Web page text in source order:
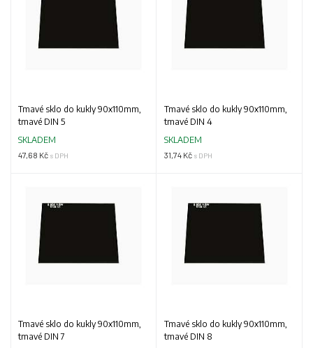
Tmavé sklo do kukly 90x110mm,
tmavé DIN 5
SKLADEM
47,68 Kč s DPH
Tmavé sklo do kukly 90x110mm,
tmavé DIN 4
SKLADEM
31,74 Kč s DPH
Tmavé sklo do kukly 90x110mm,
tmavé DIN 7
Tmavé sklo do kukly 90x110mm,
tmavé DIN 8